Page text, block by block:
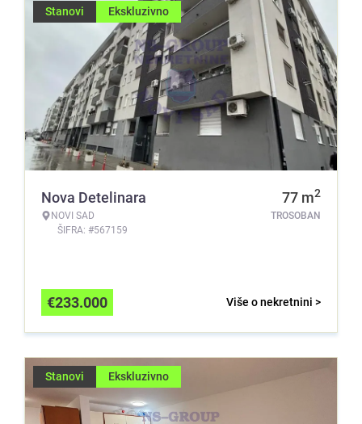
Stanovi Ekskluzivno
Nova Detelinara
NOVI SAD
ŠIFRA: #567159
77 m2
TROSOBAN
Više o nekretnini >
€233.000
Stanovi Ekskluzivno